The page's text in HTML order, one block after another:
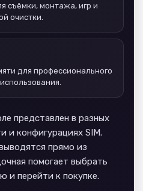
съёмки, монтажа, игр и
очистки.
для профессионального
представлен в разных
и конфигурациях SIM.
прямо из
помогает выбрать
и перейти к покупке.